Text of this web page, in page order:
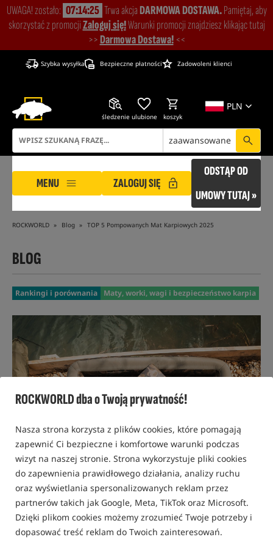
ROCKWORLD dba o Twoją prywatność!
Nasza strona korzysta z plików cookies, które pomagają
zapewnić Ci bezpieczne i komfortowe warunki podczas
wizyt na naszej stronie. Strona wykorzystuje pliki cookies
do zapewnienia prawidłowego działania, analizy ruchu
oraz wyświetlania spersonalizowanych reklam przez
partnerów takich jak Google, Meta, TikTok oraz Microsoft.
Dzięki plikom cookies możemy zrozumieć Twoje potrzeby i
dopasować treść reklam do Twoich zainteresowań.
UWAGA! zostało: 07:14:24 Trwa akcjaDARMOWA DOSTAWA.Pamiętaj, aby
skorzystać z promocjiZaloguj się!Warunki promocji znajdziesz klikając tutaj
>>Darmowa Dostawa! <<
Szybka wysyłka Bezpieczne płatności Zadowoleni klienci
PLN
śledzenie ulubione koszyk
zaawansowane
MENU ZALOGUJ SIĘ
ODSTĄP OD
UMOWY TUTAJ »
ROCKWORLD Blog TOP 5 Pompowanych Mat Karpiowych 2025
BLOG
Rankingi i porównania Maty, worki, wagi i bezpieczeństwo karpia
14 MARCA 2025 R. ADAM SKRZYPEK